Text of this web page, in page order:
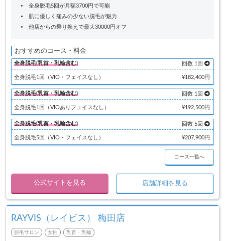
全身脱毛5回が月額3700円で可能
肌に優しく痛みの少ない脱毛が魅力
他店からの乗り換えで最大30000円オフ
おすすめのコース・料金
全身脱毛(乳首・乳輪含む) 回数 1回
全身脱毛1回（VIO・フェイスなし） ¥182,400円
全身脱毛(乳首・乳輪含む) 回数 1回
全身脱毛1回（VIOありフェイスなし） ¥192,500円
全身脱毛(乳首・乳輪含む) 回数 5回
全身脱毛5回（VIO・フェイスなし） ¥207,900円
コース一覧へ
公式サイトを見る 店舗詳細を見る
RAYVIS（レイビス） 梅田店
脱毛サロン 女性 乳首・乳輪